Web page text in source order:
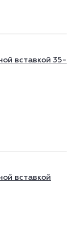
вставкой 35-
вставкой